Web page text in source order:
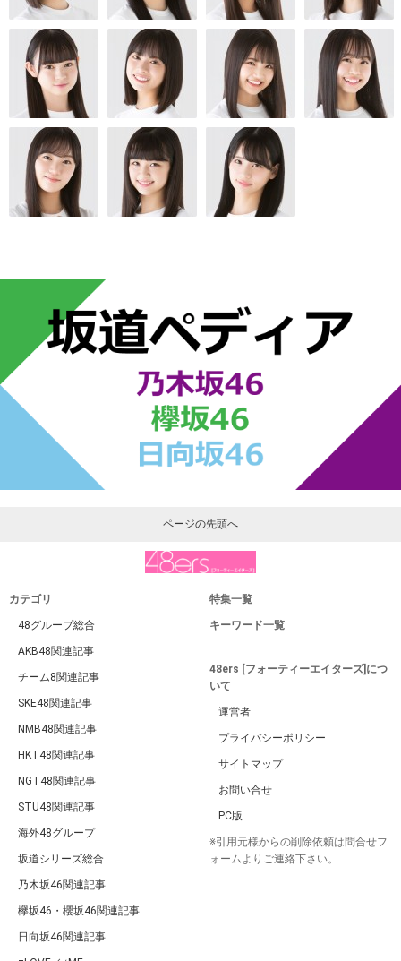
ページの先頭へ
カテゴリ
48グループ総合
AKB48関連記事
チーム8関連記事
SKE48関連記事
NMB48関連記事
HKT48関連記事
NGT48関連記事
STU48関連記事
海外48グループ
坂道シリーズ総合
乃木坂46関連記事
欅坂46・櫻坂46関連記事
日向坂46関連記事
特集一覧
キーワード一覧
48ers [フォーティーエイターズ]につ
いて
運営者
プライバシーポリシー
サイトマップ
お問い合せ
PC版
※引用元様からの削除依頼は問合せフ
ォームよりご連絡下さい。